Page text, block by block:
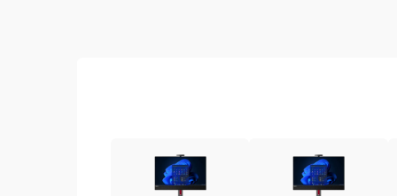
Поломка батареи (если есть)